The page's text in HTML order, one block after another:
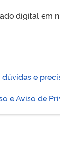
digital em
e
e Aviso de